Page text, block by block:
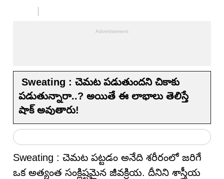
Sweating : చెమట పడుతుందని చికాకు
పడుతున్నారా..? అయితే ఈ లాభాలు తెలిస్తే
షాక్ అవుతారు!
Sweating : చెమట పట్టడం అనేది శరీరంలో జరిగే
ఒక అత్యంత సంక్లిష్టమైన జీవక్రియ. దీనిని శాస్త్రీయ